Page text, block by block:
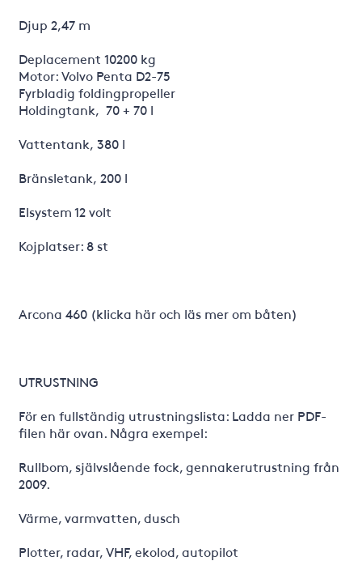
Djup 2,47 m
Deplacement 10200 kg
Motor: Volvo Penta D2-75
Fyrbladig foldingpropeller
Holdingtank, 70 + 70 l
Vattentank, 380 l
Bränsletank, 200 l
Elsystem 12 volt
Kojplatser: 8 st
Arcona 460 (klicka här och läs mer om båten)
UTRUSTNING
För en fullständig utrustningslista: Ladda ner PDF-
filen här ovan. Några exempel:
Rullbom, självslående fock, gennakerutrustning från
2009.
Värme, varmvatten, dusch
Plotter, radar, VHF, ekolod, autopilot